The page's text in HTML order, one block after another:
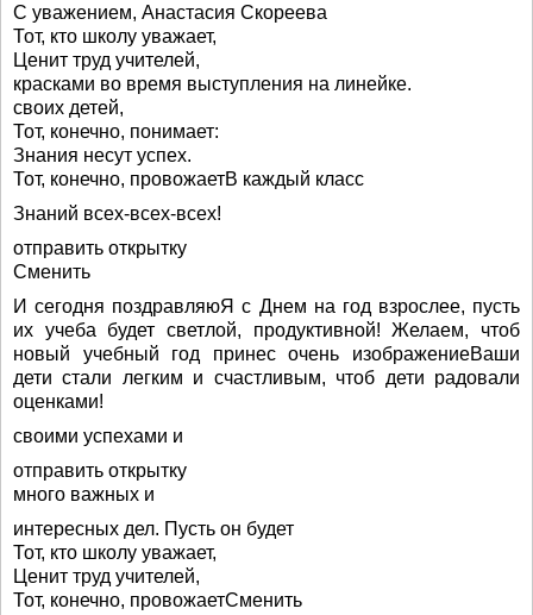
С уважением, Анастасия Скореева
Тот, кто школу уважает,
Ценит труд учителей,
красками во время выступления на линейке.
своих детей,
Тот, конечно, понимает:
Знания несут успех.
Тот, конечно, провожаетВ каждый класс
Знаний всех-всех-всех!
отправить открытку
Сменить
И сегодня поздравляюЯ с Днем на год взрослее, пусть
их учеба будет светлой, продуктивной! Желаем, чтоб
новый учебный год принес очень изображениеВаши
дети стали легким и счастливым, чтоб дети радовали
оценками!
своими успехами и
отправить открытку
много важных и
интересных дел. Пусть он будет
Тот, кто школу уважает,
Ценит труд учителей,
Тот, конечно, провожаетСменить